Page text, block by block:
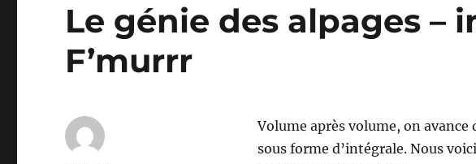
Le génie des alpages –
F’murrr
Volume après volume, on avance
sous forme d’intégrale. Nous